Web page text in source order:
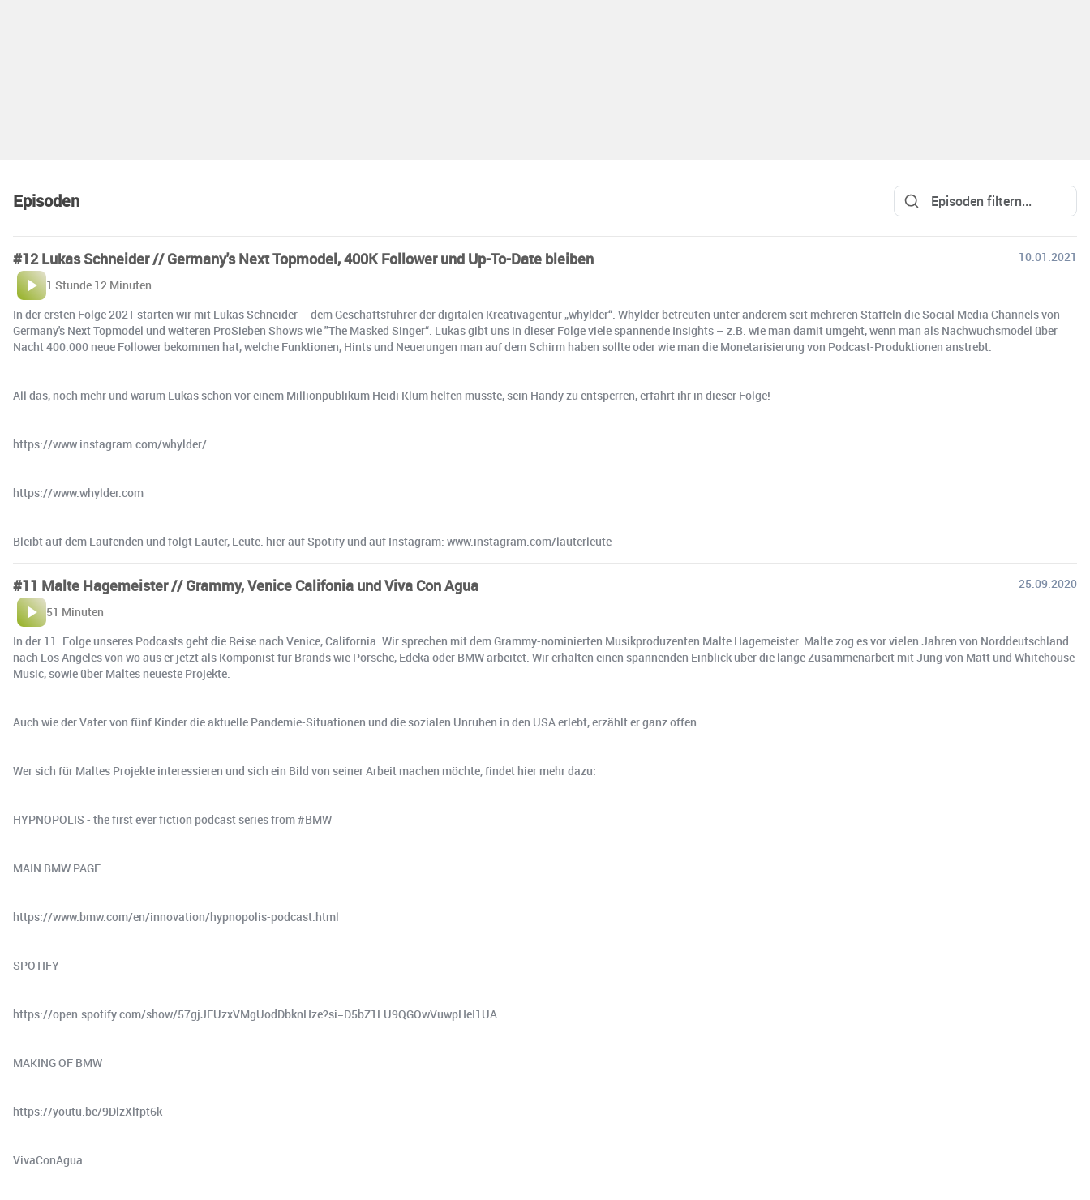
Episoden
#12 Lukas Schneider // Germany's Next Topmodel, 400K Follower und Up-To-Date bleiben
10.01.2021
1 Stunde 12 Minuten
In der ersten Folge 2021 starten wir mit Lukas Schneider – dem Geschäftsführer der digitalen Kreativagentur „whylder“. Whylder betreuten unter anderem seit mehreren Staffeln die Social Media Channels von
Germany's Next Topmodel und weiteren ProSieben Shows wie "The Masked Singer“. Lukas gibt uns in dieser Folge viele spannende Insights – z.B. wie man damit umgeht, wenn man als Nachwuchsmodel über
Nacht 400.000 neue Follower bekommen hat, welche Funktionen, Hints und Neuerungen man auf dem Schirm haben sollte oder wie man die Monetarisierung von Podcast-Produktionen anstrebt.
All das, noch mehr und warum Lukas schon vor einem Millionpublikum Heidi Klum helfen musste, sein Handy zu entsperren, erfahrt ihr in dieser Folge!
https://www.instagram.com/whylder/
https://www.whylder.com
Bleibt auf dem Laufenden und folgt Lauter, Leute. hier auf Spotify und auf Instagram: www.instagram.com/lauterleute
#11 Malte Hagemeister // Grammy, Venice Califonia und Viva Con Agua
25.09.2020
51 Minuten
In der 11. Folge unseres Podcasts geht die Reise nach Venice, California. Wir sprechen mit dem Grammy-nominierten Musikproduzenten Malte Hagemeister. Malte zog es vor vielen Jahren von Norddeutschland
nach Los Angeles von wo aus er jetzt als Komponist für Brands wie Porsche, Edeka oder BMW arbeitet. Wir erhalten einen spannenden Einblick über die lange Zusammenarbeit mit Jung von Matt und Whitehouse
Music, sowie über Maltes neueste Projekte.
Auch wie der Vater von fünf Kinder die aktuelle Pandemie-Situationen und die sozialen Unruhen in den USA erlebt, erzählt er ganz offen.
Wer sich für Maltes Projekte interessieren und sich ein Bild von seiner Arbeit machen möchte, findet hier mehr dazu:
HYPNOPOLIS - the first ever fiction podcast series from #BMW
MAIN BMW PAGE
https://www.bmw.com/en/innovation/hypnopolis-podcast.html
SPOTIFY
https://open.spotify.com/show/57gjJFUzxVMgUodDbknHze?si=D5bZ1LU9QGOwVuwpHeI1UA
MAKING OF BMW
https://youtu.be/9DlzXlfpt6k
VivaConAgua